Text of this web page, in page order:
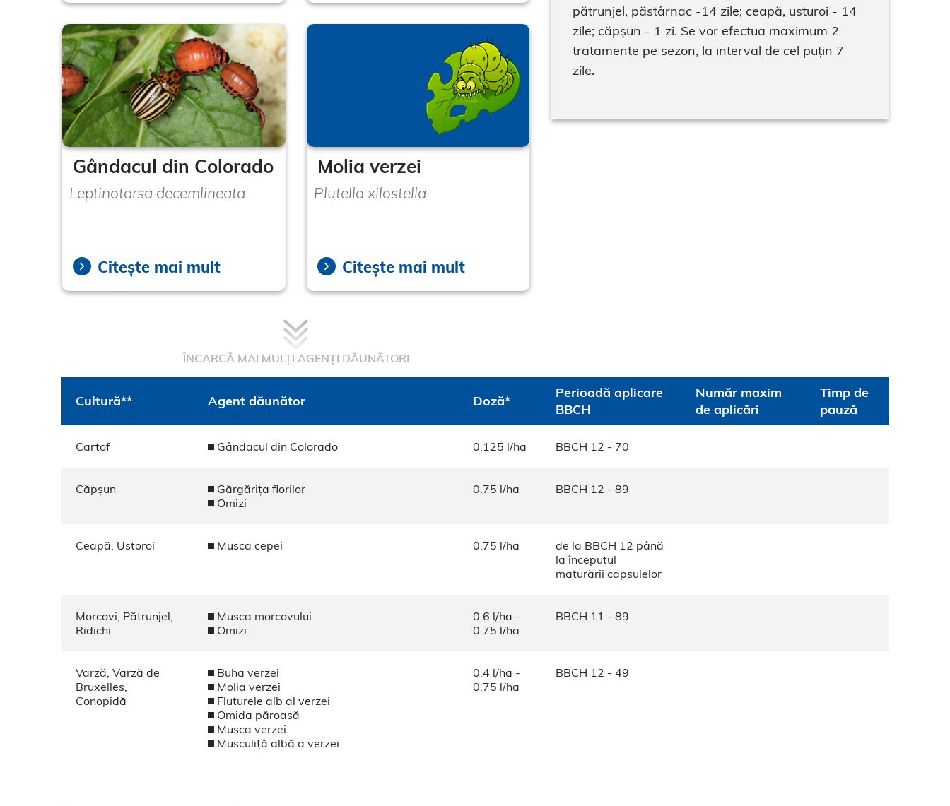
Gândacul din Colorado
Leptinotarsa decemlineata
Citește mai mult
Molia verzei
Plutella xilostella
Citește mai mult
ÎNCARCĂ MAI MULȚI AGENȚI DĂUNĂTORI
pătrunjel, păstârnac -14 zile; ceapă, usturoi - 14
zile; căpșun - 1 zi. Se vor efectua maximum 2
tratamente pe sezon, la interval de cel puțin 7
zile.
Cultură** Agent dăunător Doză*
Perioadă aplicare
BBCH
Număr maxim
de aplicări
Timp de
pauză
Cartof Gândacul din Colorado 0.125 l/ha BBCH 12 - 70
Căpșun
Gărgărița florilor
Omizi
0.75 l/ha BBCH 12 - 89
Ceapă, Ustoroi Musca cepei 0.75 l/ha
de la BBCH 12 până
la începutul
maturării capsulelor
Morcovi, Pătrunjel,
Ridichi
Musca morcovului
Omizi
0.6 l/ha -
0.75 l/ha
BBCH 11 - 89
Varză, Varză de
Bruxelles,
Conopidă
Buha verzei
Molia verzei
Fluturele alb al verzei
Omida păroasă
Musca verzei
Musculiță albă a verzei
0.4 l/ha -
0.75 l/ha
BBCH 12 - 49